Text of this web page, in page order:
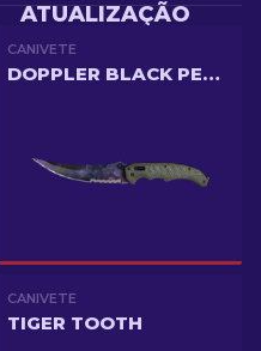
ATUALIZAÇÃO
CANIVETE
DOPPLER BLACK PEARL
CANIVETE
TIGER TOOTH